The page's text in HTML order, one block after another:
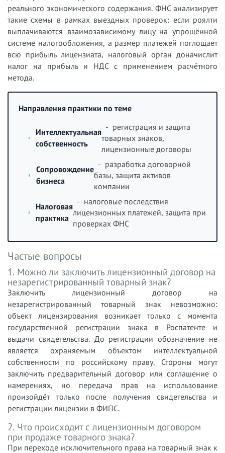
реального экономического содержания. ФНС анализирует
такие схемы в рамках выездных проверок: если роялти
выплачиваются взаимозависимому лицу на упрощённой
системе налогообложения, а размер платежей поглощает
всю прибыль лицензиата, налоговый орган доначислит
налог на прибыль и НДС с применением расчётного
метода.
Направления практики по теме
Интеллектуальная
собственность
- регистрация и защита
товарных знаков,
лицензионные договоры
Сопровождение
бизнеса
- разработка договорной
базы, защита активов
компании
Налоговая
практика
- налоговые последствия
лицензионных платежей, защита при
проверках ФНС
Частые вопросы
1. Можно ли заключить лицензионный договор на
незарегистрированный товарный знак?
Заключить лицензионный договор на
незарегистрированный товарный знак невозможно:
объект лицензирования возникает только с момента
государственной регистрации знака в Роспатенте и
выдачи свидетельства. До регистрации обозначение не
является охраняемым объектом интеллектуальной
собственности по российскому праву. Стороны могут
заключить предварительный договор или соглашение о
намерениях, но передача прав на использование
произойдёт только после получения свидетельства и
регистрации лицензии в ФИПС.
2. Что происходит с лицензионным договором
при продаже товарного знака?
При переходе исключительного права на товарный знак к